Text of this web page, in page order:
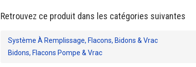
Retrouvez ce produit dans les catégories suivantes
Système À Remplissage, Flacons, Bidons & Vrac
Bidons, Flacons Pompe & Vrac